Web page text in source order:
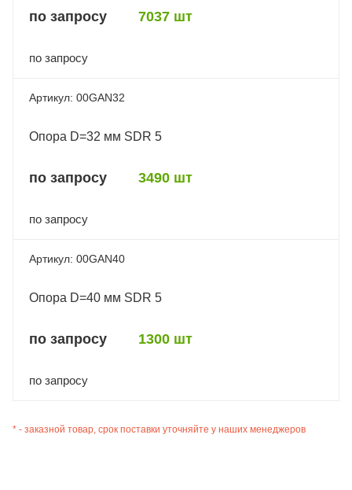
по запросу 7037 шт
по запросу
00GAN32
Опора D=32 мм SDR 5
по запросу 3490 шт
по запросу
00GAN40
Опора D=40 мм SDR 5
по запросу 1300 шт
по запросу
* - заказной товар, срок поставки уточняйте у наших менеджеров